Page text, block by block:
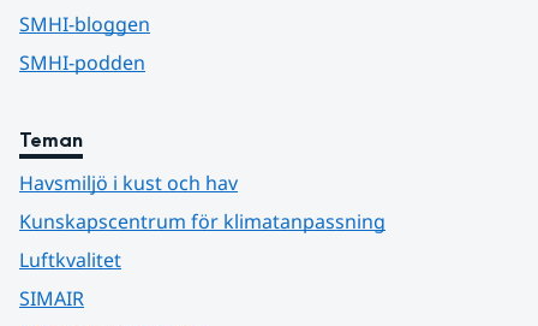
SMHI-bloggen
SMHI-podden
Teman
Havsmiljö i kust och hav
Kunskapscentrum för klimatanpassning
Luftkvalitet
SIMAIR